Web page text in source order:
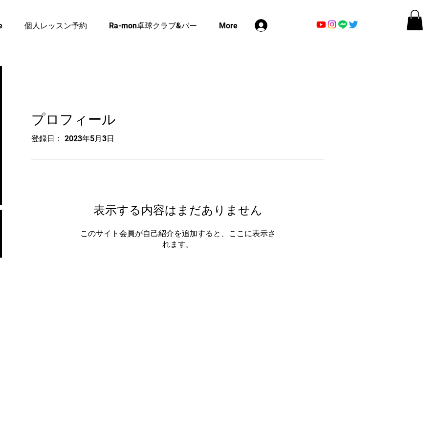
個人レッスン予約 Ra-mon卓球クラブ&バー More
プロフィール
登録日： 2023年5月3日
表示する内容はまだありません
このサイト会員が自己紹介を追加すると、ここに表示さ
れます。